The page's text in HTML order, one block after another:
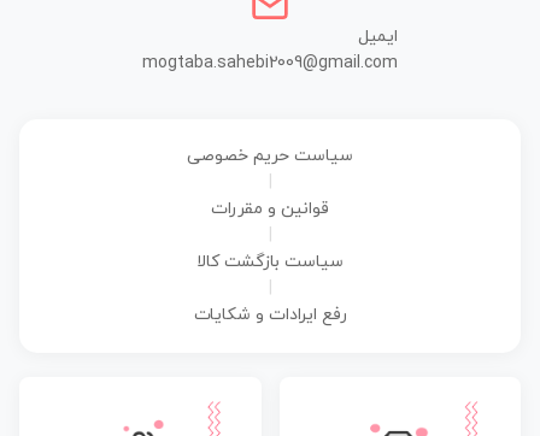
ایمیل
mogtaba.sahebi2009@gmail.com
سیاست حریم خصوصی
قوانین و مقررات
سیاست بازگشت کالا
رفع ایرادات و شکایات